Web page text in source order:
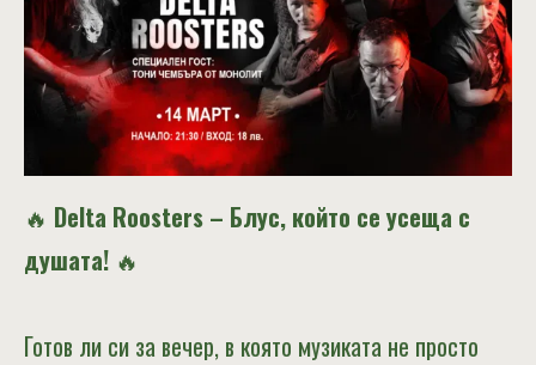
🔥 Delta Roosters – Блус, който се усеща с
душата! 🔥
Готов ли си за вечер, в която музиката не просто